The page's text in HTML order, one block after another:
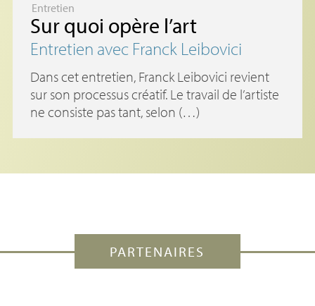
Entretien
Sur quoi opère l’art
Entretien avec Franck Leibovici
Dans cet entretien, Franck Leibovici revient
sur son processus créatif. Le travail de l’artiste
ne consiste pas tant, selon (…)
PARTENAIRES